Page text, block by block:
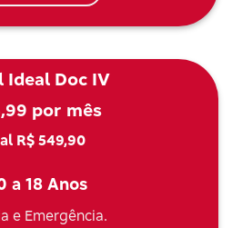
Ideal Doc IV
por mês
R$ 549,90
a 18 Anos
e Emergência.